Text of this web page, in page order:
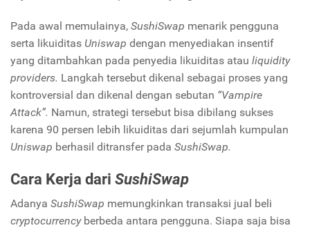
Pada awal memulainya, SushiSwap menarik pengguna
serta likuiditas Uniswap dengan menyediakan insentif
yang ditambahkan pada penyedia likuiditas atau liquidity
providers. Langkah tersebut dikenal sebagai proses yang
kontroversial dan dikenal dengan sebutan “Vampire
Attack”. Namun, strategi tersebut bisa dibilang sukses
karena 90 persen lebih likuiditas dari sejumlah kumpulan
Uniswap berhasil ditransfer pada SushiSwap.
Cara Kerja dari SushiSwap
Adanya SushiSwap memungkinkan transaksi jual beli
cryptocurrency berbeda antara pengguna. Siapa saja bisa